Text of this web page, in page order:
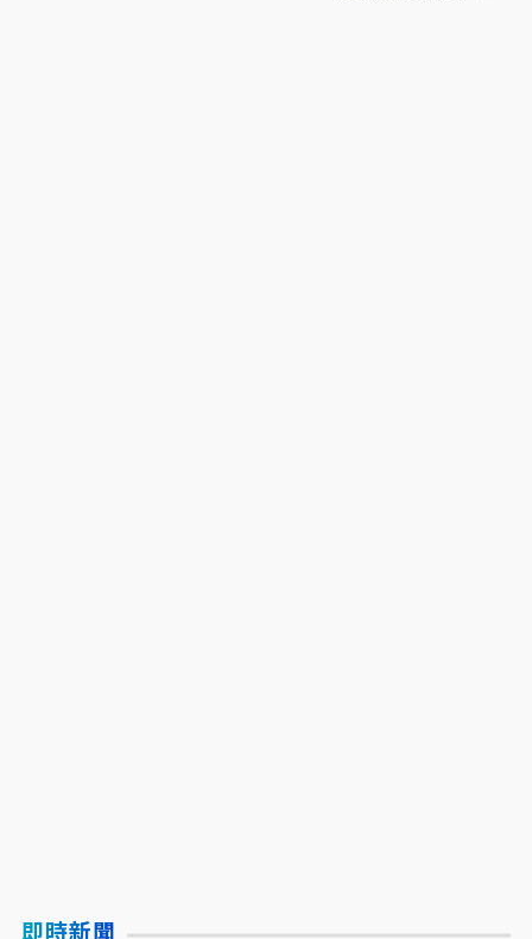
即時新聞